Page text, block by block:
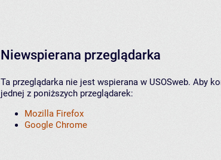
Niewspierana przeglądarka
Ta przeglądarka nie jest wspierana w USOSweb. Aby
jednej z poniższych przeglądarek:
Mozilla Firefox
Google Chrome